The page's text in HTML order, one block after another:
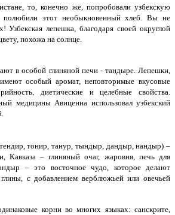
то, конечно же, попробовали узбекскую
этот необыкновенный хлеб. Вы не
Узбекская лепешка, благодаря своей округлой
похожа на солнце.
в особой глиняной печи - тандыре. Лепешки,
особый аромат, неповторимые вкусовые
диетические и целебные свойства.
медицины Авиценна использовал узбекский
тонир, танур, тындыр, дандыр, нандыр) –
Кавказа – глиняный очаг, жаровня, печь для
– это восточное чудо, которое делают
с добавлением верблюжьей или овечьей
корни во многих языках: санскрите,